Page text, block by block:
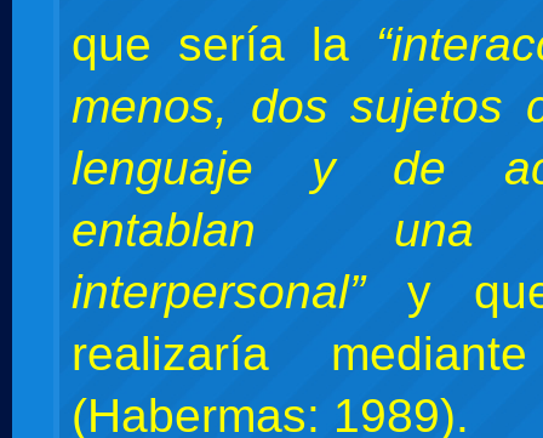
que sería la
menos, dos sujetos
lenguaje y de
entablan una
interpersonal”y
realizaría
(Habermas: 1989).